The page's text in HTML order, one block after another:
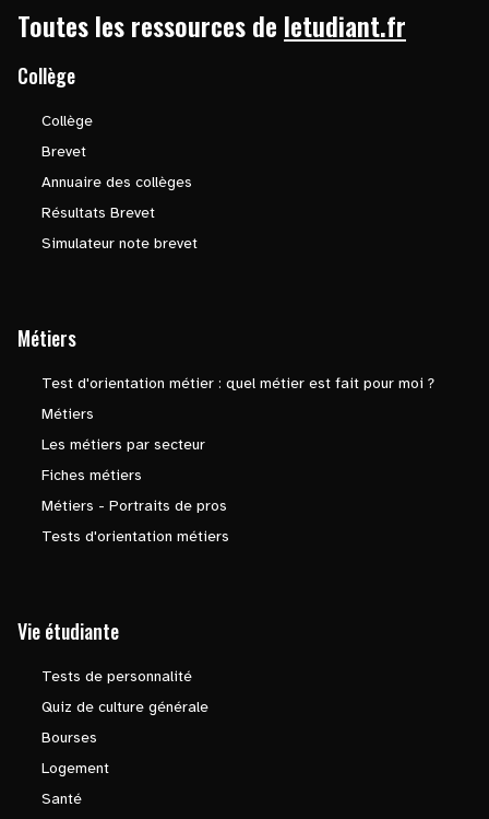
Toutes les ressources de letudiant.fr
Collège
Collège
Brevet
Annuaire des collèges
Résultats Brevet
Simulateur note brevet
Métiers
Test d'orientation métier : quel métier est fait pour moi ?
Métiers
Les métiers par secteur
Fiches métiers
Métiers - Portraits de pros
Tests d'orientation métiers
Vie étudiante
Tests de personnalité
Quiz de culture générale
Bourses
Logement
Santé